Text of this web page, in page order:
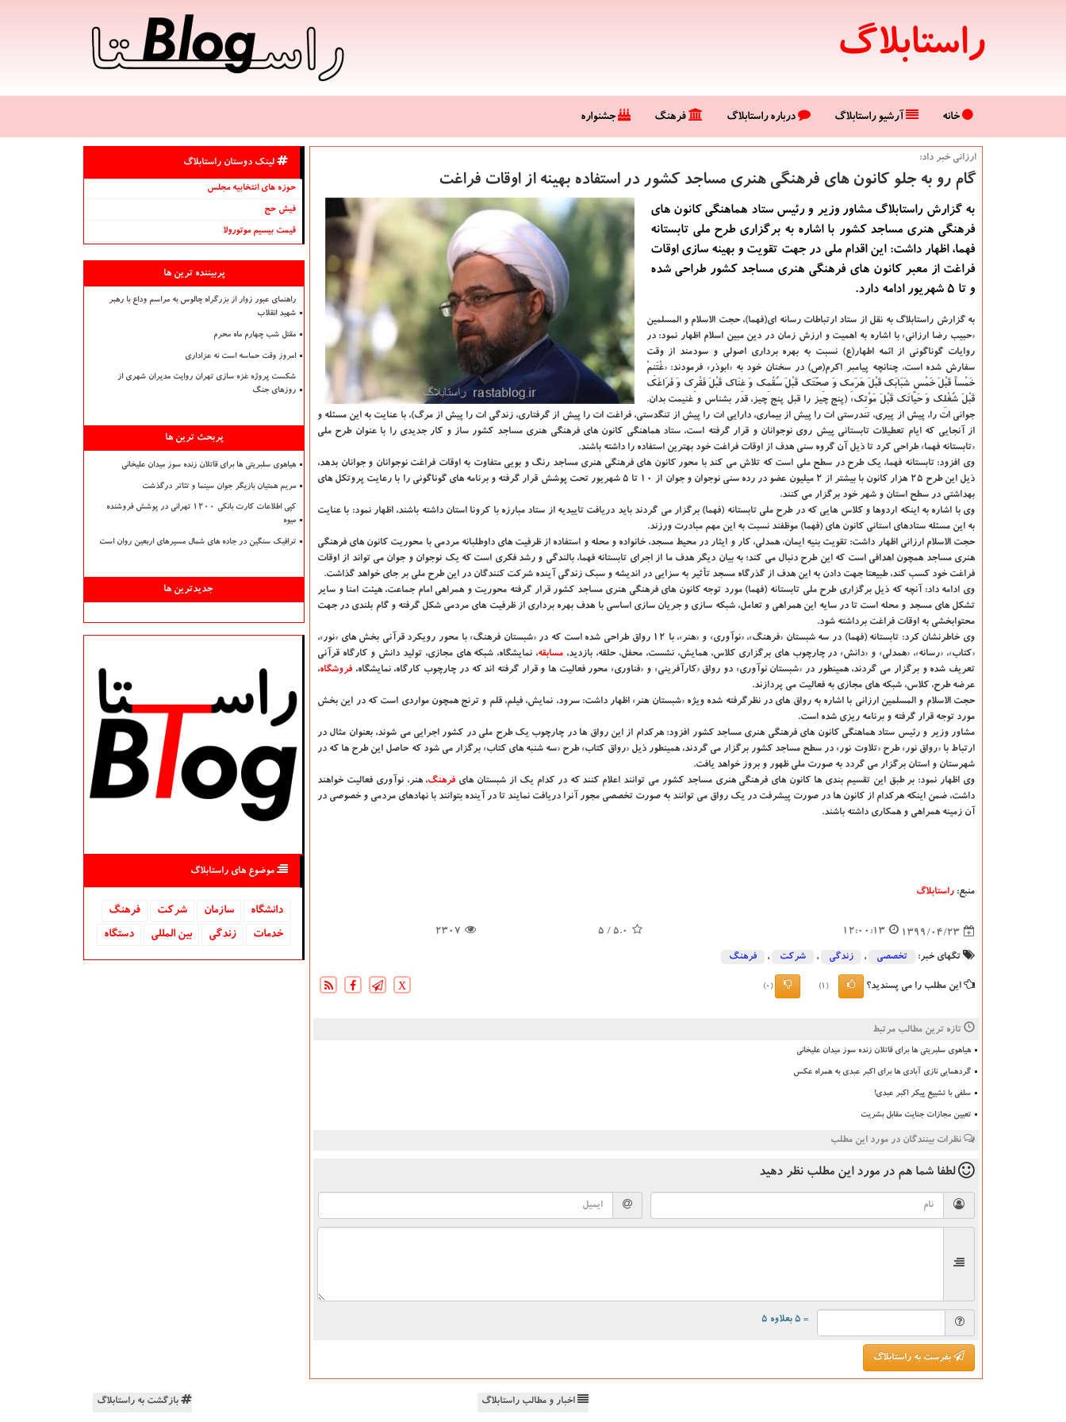
راستابلاگ
خانه آرشیو راستابلاگ درباره راستابلاگ فرهنگ جشنواره
ارزانی خبر داد:
گام رو به جلو كانون های فرهنگی هنری مساجد كشور در استفاده بهینه از اوقات فراغت
به گزارش راستابلاگ مشاور وزیر و رئیس ستاد هماهنگی كانون های
فرهنگی هنری مساجد كشور با اشاره به برگزاری طرح ملی تابستانه
فهما، اظهار داشت: این اقدام ملی در جهت تقویت و بهینه سازی اوقات
فراغت از معبر كانون های فرهنگی هنری مساجد كشور طراحی شده
و تا ۵ شهریور ادامه دارد.
به گزارش راستابلاگ به نقل از ستاد ارتباطات رسانه ای(فهما)، حجت الاسلام و المسلمین
«حبیب رضا ارزانی» با اشاره به اهمیت و ارزش زمان در دین مبین اسلام اظهار نمود: در
روایات گوناگونی از ائمه اطهار(ع) نسبت به بهره برداری اصولی و سودمند از وقت
سفارش شده است، چنانچه پیامبر اکرم(ص) در سخنان خود به «ابوذر» فرمودند: «غْتَنِمْ
خَمْساً قَبْلَ خَمْسٍ شَبَابَک قَبْلَ هَرَمِک وَ صِحَّتَک قَبْلَ سُقْمِک وَ غِنَاک قَبْلَ فَقْرِک وَ فَرَاغَک
قَبْلَ شُغْلِک وَ حَیاتَک قَبْلَ مَوْتِک» (پنج چیز را قبل پنج چیز، قدر بشناس و غنیمت بدان.
جوانی ات را، پیش از پیری، تندرستی ات را پیش از بیماری، دارایی ات را پیش از تنگدستی، فراغت ات را پیش از گرفتاری، زندگی ات را پیش از مرگ)، با عنایت به این مسئله و
از آنجایی که ایام تعطیلات تابستانی پیش روی نوجوانان و قرار گرفته است، ستاد هماهنگی کانون های فرهنگی هنری مساجد کشور ساز و کار جدیدی را با عنوان طرح ملی
«تابستانه فهما» طراحی کرد تا ذیل آن گروه سنی هدف از اوقات فراغت خود بهترین استفاده را داشته باشند.
وی افزود: تابستانه فهما، یک طرح در سطح ملی است که تلاش می کند با محور کانون های فرهنگی هنری مساجد رنگ و بویی متفاوت به اوقات فراغت نوجوانان و جوانان بدهد،
ذیل این طرح ۲۵ هزار کانون با بیشتر از ۲ میلیون عضو در رده سنی نوجوان و جوان از ۱۰ تا ۵ شهریور تحت پوشش قرار گرفته و برنامه های گوناگونی را با رعایت پروتکل های
بهداشتی در سطح استان و شهر خود برگزار می کنند.
وی با اشاره به اینکه اردوها و کلاس هایی که در طرح ملی تابستانه (فهما) برگزار می گردند باید دریافت تاییدیه از ستاد مبارزه با کرونا استان داشته باشند، اظهار نمود: با عنایت
به این مسئله ستادهای استانی کانون های (فهما) موظفند نسبت به این مهم مبادرت ورزند.
حجت الاسلام ارزانی اظهار داشت: تقویت بنیه ایمان، همدلی، کار و ایثار در محیط مسجد، خانواده و محله و استفاده از ظرفیت های داوطلبانه مردمی با محوریت کانون های فرهنگی
هنری مساجد همچون اهدافی است که این طرح دنبال می کند؛ به بیان دیگر هدف ما از اجرای تابستانه فهما، بالندگی و رشد فکری است که یک نوجوان و جوان می تواند از اوقات
فراغت خود کسب کند، طبیعتا جهت دادن به این هدف از گذرگاه مسجد تأثیر به سزایی در اندیشه و سبک زندگی آینده شرکت کنندگان در این طرح ملی بر جای خواهد گذاشت.
وی ادامه داد: آنچه که ذیل برگزاری طرح ملی تابستانه (فهما) مورد توجه کانون های فرهنگی هنری مساجد کشور قرار گرفته محوریت و همراهی امام جماعت، هیئت امنا و سایر
تشکل های مسجد و محله است تا در سایه این همراهی و تعامل، شبکه سازی و جریان سازی اساسی با هدف بهره برداری از ظرفیت های مردمی شکل گرفته و گام بلندی در جهت
محتوابخشی به اوقات فراغت برداشته شود.
وی خاطرنشان کرد: تابستانه (فهما) در سه شبستان «فرهنگ»، «نوآوری» و «هنر»، با ۱۲ رواق طراحی شده است که در «شبستان فرهنگ» با محور رویکرد قرآنی بخش های «نور»،
«کتاب»، «رسانه»، «همدلی» و «دانش» در چارچوب های برگزاری کلاس، همایش، نشست، محفل، حلقه، بازدید، مسابقه، نمایشگاه، شبکه های مجازی، تولید دانش و کارگاه قرآنی
تعریف شده و برگزار می گردند، همینطور در «شبستان نوآوری» دو رواق «کارآفرینی» و «فناوری» محور فعالیت ها و قرار گرفته اند که در چارچوب کارگاه، نمایشگاه، فروشگاه،
عرضه طرح، کلاس، شبکه های مجازی به فعالیت می پردازند.
حجت الاسلام و المسلمین ارزانی با اشاره به رواق های در نظرگرفته شده ویژه «شبستان هنر» اظهار داشت: سرود، نمایش، فیلم، قلم و ترنج همچون مواردی است که در این بخش
مورد توجه قرار گرفته و برنامه ریزی شده است.
مشاور وزیر و رئیس ستاد هماهنگی کانون های فرهنگی هنری مساجد کشور افزود: هرکدام از این رواق ها در چارچوب یک طرح ملی در کشور اجرایی می شوند، بعنوان مثال در
ارتباط با «رواق نور» طرح «تلاوت نور» در سطح مساجد کشور برگزار می گردند، همینطور ذیل «رواق کتاب» طرح «سه شنبه های کتاب» برگزار می شود که حاصل این طرح ها که در
شهرستان و استان برگزار می گردد به صورت ملی ظهور و بروز خواهد یافت.
وی اظهار نمود: بر طبق این تقسیم بندی ها کانون های فرهنگی هنری مساجد کشور می توانند اعلام کنند که در کدام یک از شبستان های فرهنگ، هنر، نوآوری فعالیت خواهند
داشت، ضمن اینکه هرکدام از کانون ها در صورت پیشرفت در یک رواق می توانند به صورت تخصصی مجور آنرا دریافت نمایند تا در آینده بتوانند با نهادهای مردمی و خصوصی در
آن زمینه همراهی و همکاری داشته باشند.
منبع: راستابلاگ
1399/04/23
12:00:13
5.0
/ 5
2307
تگهای خبر: تخصصی , زندگی , شركت , فرهنگ
این مطلب را می پسندید؟ (1)
(0)
X
تازه ترین مطالب مرتبط
هیاهوی سلبریتی ها برای قاتلان زنده سوز میدان علیخانی
گردهمایی نازی آبادی ها برای اکبر عبدی به همراه عکس
سلفی با تشییع پیکر اکبر عبدی!
تعیین مجازات جنایت مقابل بشریت
نظرات بینندگان در مورد این مطلب
لطفا شما هم در مورد این مطلب نظر دهید
= ۵ بعلاوه ۵
بفرست به راستابلاگ
لینک دوستان راستابلاگ
حوزه های انتخابیه مجلس
فیش حج
قیمت بیسیم موتورولا
پربیننده ترین ها
راهنمای عبور زوار از بزرگراه چالوس به مراسم وداع با رهبر
شهید انقلاب
مقتل شب چهارم ماه محرم
امروز وقت حماسه است نه عزاداری
شکست پروژه غزه سازی تهران روایت مدیران شهری از
روزهای جنگ
پربحث ترین ها
هیاهوی سلبریتی ها برای قاتلان زنده سوز میدان علیخانی
مریم همتیان بازیگر جوان سینما و تئاتر درگذشت
کپی اطلاعات کارت بانکی ۱۲۰۰ تهرانی در پوشش فروشنده
میوه
ترافیک سنگین در جاده های شمال مسیرهای اربعین روان است
جدیدترین ها
موضوع های راستابلاگ
دانشگاه‌ سازمان شركت
فرهنگ
خدمات
زندگی بین المللی دستگاه
اخبار و مطالب راستابلاگ بازگشت به راستابلاگ